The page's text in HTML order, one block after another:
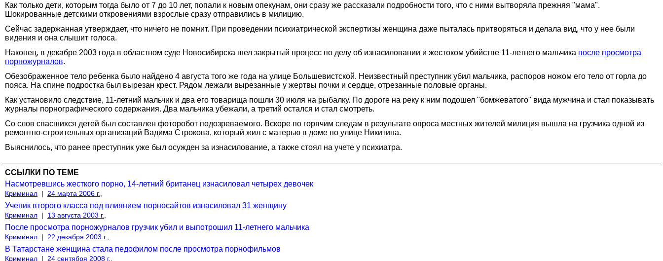
Как только дети, которым тогда было от 7 до 10 лет, попали к новым опекунам, они сразу же рассказали подробности того, что с ними вытворяла прежняя "мама".
Шокированные детскими откровениями взрослые сразу отправились в милицию.
Сейчас задержанная утверждает, что ничего не помнит. При проведении психиатрической экспертизы женщина даже пыталась притворяться и делала вид, что у нее были
видения и она слышит голоса.
Наконец, в декабре 2003 года в областном суде Новосибирска шел закрытый процесс по делу об изнасиловании и жестоком убийстве 11-летнего мальчика после просмотра
порножурналов.
Обезображенное тело ребенка было найдено 4 августа того же года на улице Большевистской. Неизвестный преступник убил мальчика, распоров ножом его тело от горла до
пояса. На спине подростка был вырезан крест. Рядом лежали вырезанные у жертвы почки и сердце, отрезанные половые органы.
Как установило следствие, 11-летний мальчик и два его товарища пошли 30 июля на рыбалку. По дороге на реку к ним подошел "бомжеватого" вида мужчина и стал показывать
журналы порнографического содержания. Два мальчика убежали, а третий остался и стал смотреть.
Со слов спасшихся детей был составлен фоторобот подозреваемого. Вскоре по горячим следам в результате опроса местных жителей милиция вышла на грузчика одной из
ремонтно-строительных организаций Вадима Строкова, который жил с матерью в доме по улице Никитина.
Выяснилось, что ранее преступник уже был осужден за изнасилование, а также стоял на учете у психиатра.
ССЫЛКИ ПО ТЕМЕ
Насмотревшись жесткого порно, 14-летний британец изнасиловал четырех девочек
Криминал | 24 марта 2006 г.,
Ученик второго класса под влиянием порносайтов изнасиловал 31 женщину
Криминал | 13 августа 2003 г.,
После просмотра порножурналов грузчик убил и выпотрошил 11-летнего мальчика
Криминал | 22 декабря 2003 г.,
В Татарстане женщина стала педофилом после просмотра порнофильмов
Криминал | 24 сентября 2008 г.,